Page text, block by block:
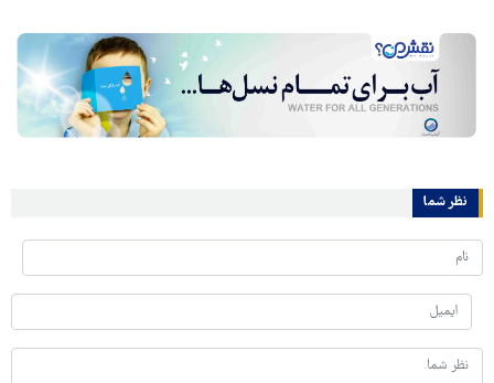
نظر شما